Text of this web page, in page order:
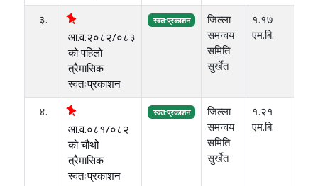
३.
आ.व.२०८२/०८३
को पहिलो
त्रैमासिक
स्वतःप्रकाशन
स्वत:प्रकाशन
जिल्ला
समन्वय
समिति
सुर्खेत
१.१७
एम.बि.
४.
आ.व.०८१/०८२
को चौथो
त्रैमासिक
स्वतःप्रकाशन
स्वत:प्रकाशन
जिल्ला
समन्वय
समिति
सुर्खेत
१.२१
एम.बि.